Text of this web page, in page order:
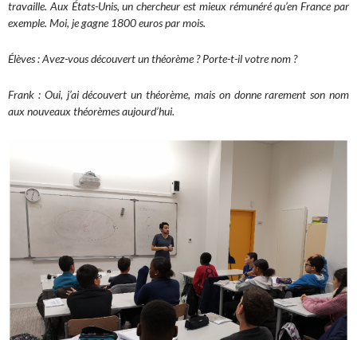
travaille. Aux États-Unis, un chercheur est mieux rémunéré qu’en France par
exemple. Moi, je gagne 1800 euros par mois.
Élèves : Avez-vous découvert un théorème ? Porte-t-il votre nom ?
Frank : Oui, j’ai découvert un théorème, mais on donne rarement son nom
aux nouveaux théorèmes aujourd’hui.